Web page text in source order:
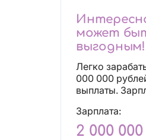
может
не
Легко
000 000 рублей в
Зарплата:
2 000